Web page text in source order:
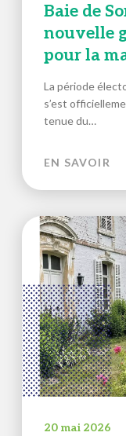
Baie de
nouvelle
pour la
La période
s’est
tenue du…
EN SAVOIR
20 mai 2026